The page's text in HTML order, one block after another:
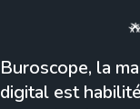
Buroscope, la
digital est